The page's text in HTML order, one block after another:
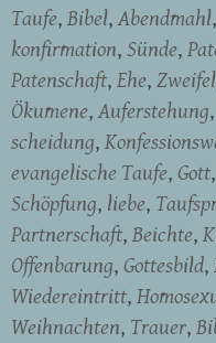
Taufe Bibel Abendmahl
konfirmation Sünde
Patenschaft Ehe Zweifel
Ökumene Auferstehung
scheidung
evangelische Taufe Gott
Schöpfung liebe
Partnerschaft Beichte
Offenbarung Gottesbild
Wiedereintritt
Weihnachten Trauer